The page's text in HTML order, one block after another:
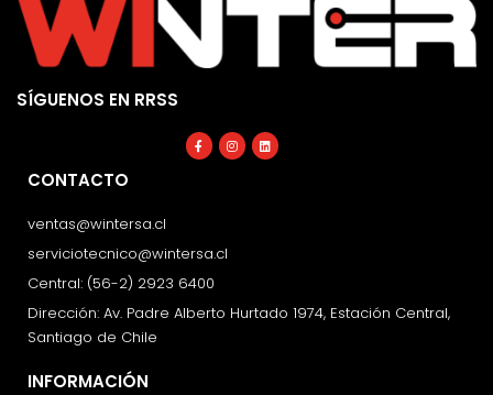
SÍGUENOS EN RRSS
Facebook-
f
Instagram
Linkedin
CONTACTO
ventas@wintersa.cl
serviciotecnico@wintersa.cl
Central: (56-2) 2923 6400
Dirección: Av. Padre Alberto Hurtado 1974, Estación Central,
Santiago de Chile
INFORMACIÓN